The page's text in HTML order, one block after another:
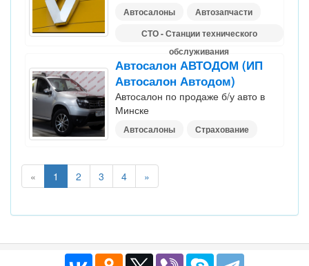
Автосалоны
Автозапчасти
СТО - Станции технического
обслуживания
Автосалон АВТОДОМ (ИП
Автосалон Автодом)
Автосалон по продаже б/у авто в
Минске
Автосалоны Страхование
« 1 2 3 4 »